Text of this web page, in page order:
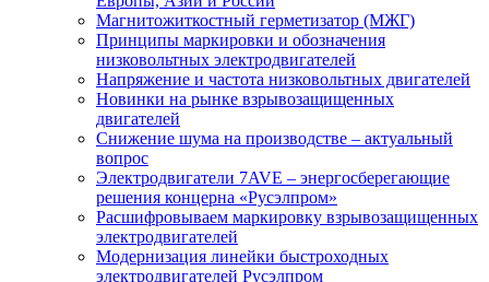
Магнитожиткостный герметизатор (МЖГ)
Принципы маркировки и обозначения
низковольтных электродвигателей
Напряжение и частота низковольтных двигателей
Новинки на рынке взрывозащищенных
двигателей
Снижение шума на производстве – актуальный
вопрос
Электродвигатели 7AVE – энергосберегающие
решения концерна «Русэлпром»
Расшифровываем маркировку взрывозащищенных
электродвигателей
Модернизация линейки быстроходных
электродвигателей Русэлпром